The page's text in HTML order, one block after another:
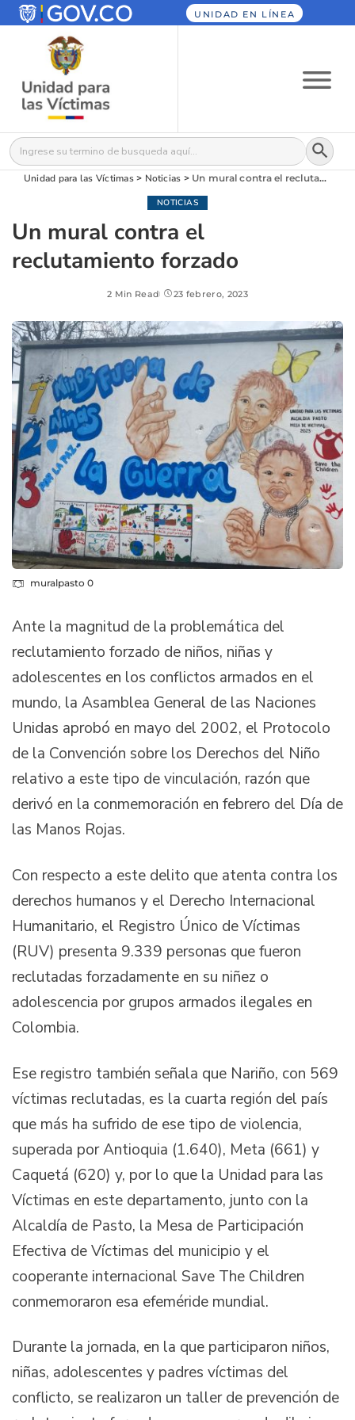
UNIDAD EN LÍNEA
Buscar: Botón
Unidad para las Víctimas> Noticias > Un mural contra el reclutamiento forzado
NOTICIAS
Un mural contra el
reclutamiento forzado
2 Min Read 23 febrero, 2023
muralpasto 0
Ante la magnitud de la problemática del
reclutamiento forzado de niños, niñas y
adolescentes en los conflictos armados en el
mundo, la Asamblea General de las Naciones
Unidas aprobó en mayo del 2002, el Protocolo
de la Convención sobre los Derechos del Niño
relativo a este tipo de vinculación, razón que
derivó en la conmemoración en febrero del Día de
las Manos Rojas.
Con respecto a este delito que atenta contra los
derechos humanos y el Derecho Internacional
Humanitario, el Registro Único de Víctimas
(RUV) presenta 9.339 personas que fueron
reclutadas forzadamente en su niñez o
adolescencia por grupos armados ilegales en
Colombia.
Ese registro también señala que Nariño, con 569
víctimas reclutadas, es la cuarta región del país
que más ha sufrido de ese tipo de violencia,
superada por Antioquia (1.640), Meta (661) y
Caquetá (620) y, por lo que la Unidad para las
Víctimas en este departamento, junto con la
Alcaldía de Pasto, la Mesa de Participación
Efectiva de Víctimas del municipio y el
cooperante internacional Save The Children
conmemoraron esa efeméride mundial.
Durante la jornada, en la que participaron niños,
niñas, adolescentes y padres víctimas del
conflicto, se realizaron un taller de prevención de